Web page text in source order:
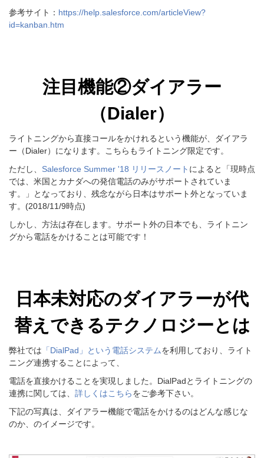
参考サイト： https://help.salesforce.com/articleView?
id=kanban.htm
注目機能②ダイアラー
（Dialer）
ライトニングから直接コールをかけれるという機能が、ダイアラ
ー（Dialer）になります。こちらもライトニング限定です。
ただし、 Salesforce Summer '18 リリースノート によると「現時点
では、米国とカナダへの発信電話のみがサポートされていま
す。
」 となっており、 残念ながら日本はサポート外となっていま
す。(2018/11/9時点)
しかし、方法は存在します。サポート外の日本でも、ライトニン
グから電話をかけることは可能です！
日本未対応のダイアラーが代
替えできるテクノロジーとは
弊社では 「DialPad」という電話システムを利用しており、ライト
ニング連携することによって、
電話を直接かけることを実現しました。 DialPadとライトニングの
連携に関しては、 詳しくはこちらをご参考下さい。
下記の写真は、
ダイアラー機能で電話をかけるのはどんな感じな
のか、のイメージです。